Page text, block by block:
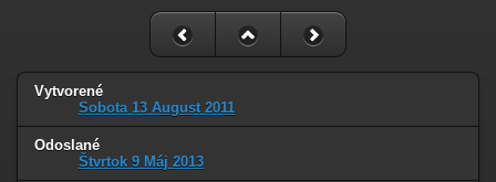
Vytvorené
Sobota 13 August 2011
Odoslané
Štvrtok 9 Máj 2013